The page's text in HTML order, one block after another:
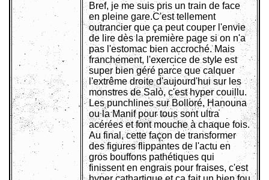
Bref, je me suis pris un train de face
en pleine gare.C'est tellement
outrancier que ça peut couper l'envie
de lire dès la première page si on n'a
pas l'estomac bien accroché. Mais
franchement, l'exercice de style est
super bien géré parce que calquer
l'extrême droite d'aujourd'hui sur les
monstres de Salò, c'est hyper couillu.
Les punchlines sur Bolloré, Hanouna
ou la Manif pour tous sont ultra
acérées et font mouche à chaque fois.
Au final, cette façon de transformer
des figures flippantes de l'actu en
gros bouffons pathétiques qui
finissent en engrais pour fraises, c'est